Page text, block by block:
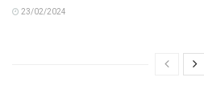
23/02/2024